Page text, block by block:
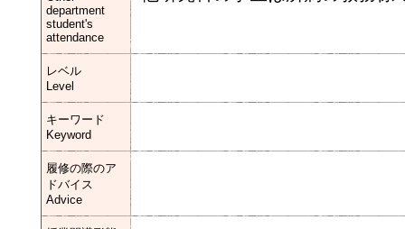
department
student's
attendance
レベル
Level
キーワード
Keyword
履修の際のア
ドバイス
Advice